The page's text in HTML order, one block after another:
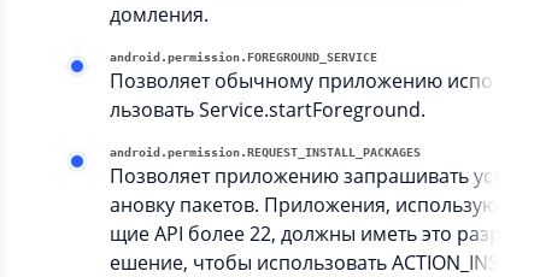
домления.
android.permission.FOREGROUND_SERVICE
Позволяет обычному приложению испо
льзовать Service.startForeground.
android.permission.REQUEST_INSTALL_PACKAGES
Позволяет приложению запрашивать уст
ановку пакетов. Приложения, использую
щие API более 22, должны иметь это разр
ешение, чтобы использовать ACTION_INS